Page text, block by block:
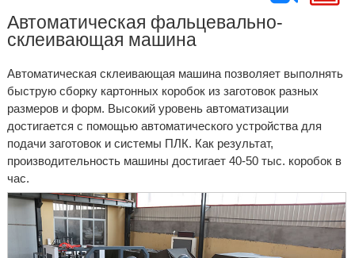
Контакты
Автоматическая фальцевально-
склеивающая машина
Автоматическая склеивающая машина позволяет выполнять
быструю сборку картонных коробок из заготовок разных
размеров и форм. Высокий уровень автоматизации
достигается с помощью автоматического устройства для
подачи заготовок и системы ПЛК. Как результат,
производительность машины достигает 40-50 тыс. коробок в
час.